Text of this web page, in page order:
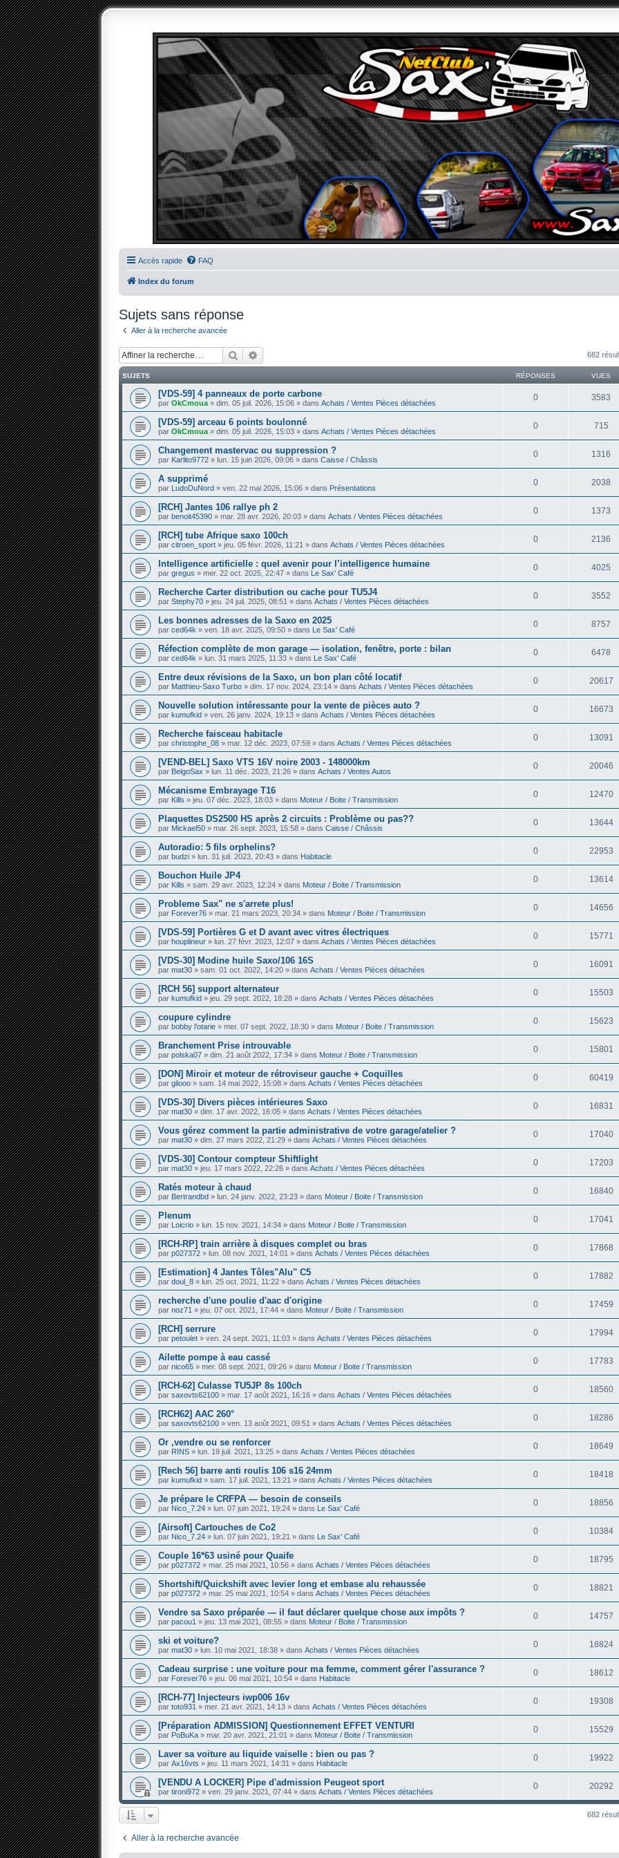
Accès rapide FAQ
Index du forum
Sujets sans réponse
Aller à la recherche avancée
Rechercher 682
SUJETS RÉPONSES VUES
[VDS-59] 4 panneaux de porte carbone
par OkCmoua » dim. 05 juil. 2026, 15:06 » dans Achats / Ventes Pièces détachées
0 3583
[VDS-59] arceau 6 points boulonné
par OkCmoua » dim. 05 juil. 2026, 15:03 » dans Achats / Ventes Pièces détachées
0 715
Changement mastervac ou suppression ?
par Karlito9772 » lun. 15 juin 2026, 09:06 » dans Caisse / Châssis
0 1316
A supprimé
par LudoDuNord » ven. 22 mai 2026, 15:06 » dans Présentations
0 2038
[RCH] Jantes 106 rallye ph 2
par benoit45390 » mar. 28 avr. 2026, 20:03 » dans Achats / Ventes Pièces détachées
0 1373
[RCH] tube Afrique saxo 100ch
par citroen_sport » jeu. 05 févr. 2026, 11:21 » dans Achats / Ventes Pièces détachées
0 2136
Intelligence artificielle : quel avenir pour l’intelligence humaine
par gregus » mer. 22 oct. 2025, 22:47 » dans Le Sax' Café
0 4025
Recherche Carter distribution ou cache pour TU5J4
par Stephy70 » jeu. 24 juil. 2025, 08:51 » dans Achats / Ventes Pièces détachées
0 3552
Les bonnes adresses de la Saxo en 2025
par ced64k » ven. 18 avr. 2025, 09:50 » dans Le Sax' Café
0 8757
Réfection complète de mon garage — isolation, fenêtre, porte : bilan
par ced64k » lun. 31 mars 2025, 11:33 » dans Le Sax' Café
0 6478
Entre deux révisions de la Saxo, un bon plan côté locatif
par Matthieu-Saxo Turbo » dim. 17 nov. 2024, 23:14 » dans Achats / Ventes Pièces détachées
0 20617
Nouvelle solution intéressante pour la vente de pièces auto ?
par kumufkid » ven. 26 janv. 2024, 19:13 » dans Achats / Ventes Pièces détachées
0 16673
Recherche faisceau habitacle
par christophe_08 » mar. 12 déc. 2023, 07:59 » dans Achats / Ventes Pièces détachées
0 13091
[VEND-BEL] Saxo VTS 16V noire 2003 - 148000km
par BelgoSax » lun. 11 déc. 2023, 21:26 » dans Achats / Ventes Autos
0 20046
Mécanisme Embrayage T16
par Kills » jeu. 07 déc. 2023, 18:03 » dans Moteur / Boite / Transmission
0 12470
Plaquettes DS2500 HS après 2 circuits : Problème ou pas??
par Mickael50 » mar. 26 sept. 2023, 15:58 » dans Caisse / Châssis
0 13644
Autoradio: 5 fils orphelins?
par budzi » lun. 31 juil. 2023, 20:43 » dans Habitacle
0 22953
Bouchon Huile JP4
par Kills » sam. 29 avr. 2023, 12:24 » dans Moteur / Boite / Transmission
0 13614
Probleme Sax" ne s'arrete plus!
par Forever76 » mar. 21 mars 2023, 20:34 » dans Moteur / Boite / Transmission
0 14656
[VDS-59] Portières G et D avant avec vitres électriques
par houplineur » lun. 27 févr. 2023, 12:07 » dans Achats / Ventes Pièces détachées
0 15771
[VDS-30] Modine huile Saxo/106 16S
par mat30 » sam. 01 oct. 2022, 14:20 » dans Achats / Ventes Pièces détachées
0 16091
[RCH 56] support alternateur
par kumufkid » jeu. 29 sept. 2022, 18:28 » dans Achats / Ventes Pièces détachées
0 15503
coupure cylindre
par bobby l'otarie » mer. 07 sept. 2022, 18:30 » dans Moteur / Boite / Transmission
0 15623
Branchement Prise introuvable
par polska07 » dim. 21 août 2022, 17:34 » dans Moteur / Boite / Transmission
0 15801
[DON] Miroir et moteur de rétroviseur gauche + Coquilles
par gilooo » sam. 14 mai 2022, 15:08 » dans Achats / Ventes Pièces détachées
0 60419
[VDS-30] Divers pièces intérieures Saxo
par mat30 » dim. 17 avr. 2022, 16:05 » dans Achats / Ventes Pièces détachées
0 16831
Vous gérez comment la partie administrative de votre garage/atelier ?
par mat30 » dim. 27 mars 2022, 21:29 » dans Achats / Ventes Pièces détachées
0 17040
[VDS-30] Contour compteur Shiftlight
par mat30 » jeu. 17 mars 2022, 22:26 » dans Achats / Ventes Pièces détachées
0 17203
Ratés moteur à chaud
par Bertrandbd » lun. 24 janv. 2022, 23:23 » dans Moteur / Boite / Transmission
0 16840
Plenum
par Loicrio » lun. 15 nov. 2021, 14:34 » dans Moteur / Boite / Transmission
0 17041
[RCH-RP] train arrière à disques complet ou bras
par p027372 » lun. 08 nov. 2021, 14:01 » dans Achats / Ventes Pièces détachées
0 17868
[Estimation] 4 Jantes Tôles"Alu" C5
par doul_8 » lun. 25 oct. 2021, 11:22 » dans Achats / Ventes Pièces détachées
0 17882
recherche d'une poulie d'aac d'origine
par noz71 » jeu. 07 oct. 2021, 17:44 » dans Moteur / Boite / Transmission
0 17459
[RCH] serrure
par petoulet » ven. 24 sept. 2021, 11:03 » dans Achats / Ventes Pièces détachées
0 17994
Ailette pompe à eau cassé
par nico65 » mer. 08 sept. 2021, 09:26 » dans Moteur / Boite / Transmission
0 17783
[RCH-62] Culasse TU5JP 8s 100ch
par saxovts62100 » mar. 17 août 2021, 16:16 » dans Achats / Ventes Pièces détachées
0 18560
[RCH62] AAC 260°
par saxovts62100 » ven. 13 août 2021, 09:51 » dans Achats / Ventes Pièces détachées
0 18286
Or ,vendre ou se renforcer
par RINS » lun. 19 juil. 2021, 13:25 » dans Achats / Ventes Pièces détachées
0 18649
[Rech 56] barre anti roulis 106 s16 24mm
par kumufkid » sam. 17 juil. 2021, 13:21 » dans Achats / Ventes Pièces détachées
0 18418
Je prépare le CRFPA — besoin de conseils
par Nico_7.24 » lun. 07 juin 2021, 19:24 » dans Le Sax' Café
0 18856
[Airsoft] Cartouches de Co2
par Nico_7.24 » lun. 07 juin 2021, 19:21 » dans Le Sax' Café
0 10384
Couple 16*63 usiné pour Quaife
par p027372 » mar. 25 mai 2021, 10:56 » dans Achats / Ventes Pièces détachées
0 18795
Shortshift/Quickshift avec levier long et embase alu rehaussée
par p027372 » mar. 25 mai 2021, 10:54 » dans Achats / Ventes Pièces détachées
0 18821
Vendre sa Saxo préparée — il faut déclarer quelque chose aux impôts ?
par pacou1 » jeu. 13 mai 2021, 08:55 » dans Moteur / Boite / Transmission
0 14757
ski et voiture?
par mat30 » lun. 10 mai 2021, 18:38 » dans Achats / Ventes Pièces détachées
0 18824
Cadeau surprise : une voiture pour ma femme, comment gérer l'assurance ?
par Forever76 » jeu. 06 mai 2021, 10:54 » dans Habitacle
0 18612
[RCH-77] Injecteurs iwp006 16v
par toto931 » mer. 21 avr. 2021, 14:13 » dans Achats / Ventes Pièces détachées
0 19308
[Préparation ADMISSION] Questionnement EFFET VENTURI
par PoBuKa » mar. 20 avr. 2021, 21:01 » dans Moteur / Boite / Transmission
0 15529
Laver sa voiture au liquide vaiselle : bien ou pas ?
par Ax16vts » jeu. 11 mars 2021, 14:31 » dans Habitacle
0 19922
[VENDU A LOCKER] Pipe d'admission Peugeot sport
par tironi972 » ven. 29 janv. 2021, 07:44 » dans Achats / Ventes Pièces détachées
0 20292
682
Aller à la recherche avancée